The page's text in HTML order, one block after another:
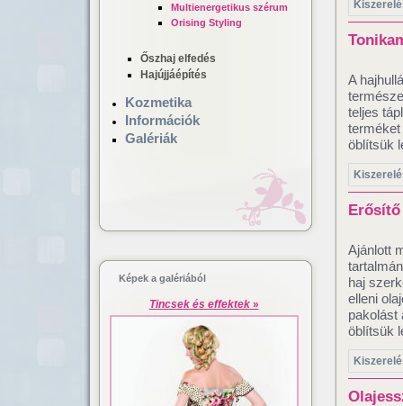
A
teljes
öblítsük
Ajánlott
haj
elleni
pakolást
öblítsük
Multienergetikus szérum
Orising Styling
Őszhaj elfedés
Hajújjáépítés
Kozmetika
Információk
Galériák
Képek a galériából
Tincsek és effektek»